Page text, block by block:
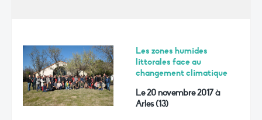
Les zones humides
littorales face au
changement climatique
Le 20 novembre 2017 à
Arles (13)